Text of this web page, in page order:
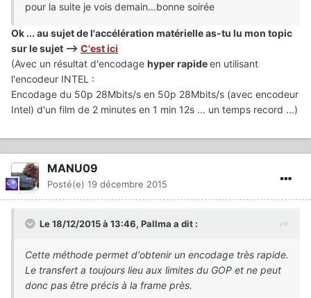
pour la suite je vois demain...bonne soirée
Ok ... au sujet de l'accélération matérielle as-tu lu mon topic
sur le sujet --> C'est ici
(Avec un résultat d'encodage hyper rapideen utilisant
l'encodeur INTEL :
Encodage du 50p 28Mbits/s en 50p 28Mbits/s (avec encodeur
Intel) d'un film de 2 minutes en 1 min 12s ... un temps record ...)
MANU09
Posté(e) 19 décembre 2015
Le 18/12/2015 à 13:46, Pallma a dit :
Cette méthode permet d'obtenir un encodage très rapide.
Le transfert a toujours lieu aux limites du GOP et ne peut
donc pas être précis à la frame près.